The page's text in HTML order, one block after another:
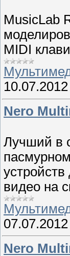
MusicLab
MIDI
10.07.2012
Nero
Лучший в
видео на
07.07.2012
Nero